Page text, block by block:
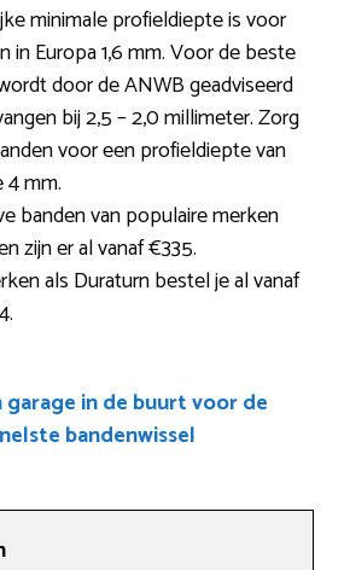
minimale profieldiepte is voor
in Europa 1,6 mm. Voor de beste
door de ANWB geadviseerd
bij 2,5 – 2,0 millimeter. Zorg
voor een profieldiepte van
mm.
banden van populaire merken
zijn er al vanaf €335.
als Duraturn bestel je al vanaf
garage in de buurt voor de
bandenwissel